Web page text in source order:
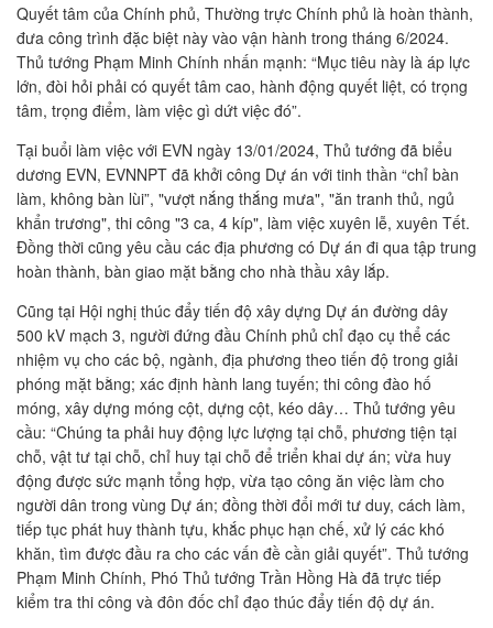
Quyết tâm của Chính phủ, Thường trực Chính phủ là hoàn thành,
đưa công trình đặc biệt này vào vận hành trong tháng 6/2024.
Thủ tướng Phạm Minh Chính nhấn mạnh: “Mục tiêu này là áp lực
lớn, đòi hỏi phải có quyết tâm cao, hành động quyết liệt, có trọng
tâm, trọng điểm, làm việc gì dứt việc đó”.
Tại buổi làm việc với EVN ngày 13/01/2024, Thủ tướng đã biểu
dương EVN, EVNNPT đã khởi công Dự án với tinh thần “chỉ bàn
làm, không bàn lùi”, "vượt nắng thắng mưa", "ăn tranh thủ, ngủ
khẩn trương", thi công "3 ca, 4 kíp", làm việc xuyên lễ, xuyên Tết.
Đồng thời cũng yêu cầu các địa phương có Dự án đi qua tập trung
hoàn thành, bàn giao mặt bằng cho nhà thầu xây lắp.
Cũng tại Hội nghị thúc đẩy tiến độ xây dựng Dự án đường dây
500 kV mạch 3, người đứng đầu Chính phủ chỉ đạo cụ thể các
nhiệm vụ cho các bộ, ngành, địa phương theo tiến độ trong giải
phóng mặt bằng; xác định hành lang tuyến; thi công đào hố
móng, xây dựng móng cột, dựng cột, kéo dây… Thủ tướng yêu
cầu: “Chúng ta phải huy động lực lượng tại chỗ, phương tiện tại
chỗ, vật tư tại chỗ, chỉ huy tại chỗ để triển khai dự án; vừa huy
động được sức mạnh tổng hợp, vừa tạo công ăn việc làm cho
người dân trong vùng Dự án; đồng thời đổi mới tư duy, cách làm,
tiếp tục phát huy thành tựu, khắc phục hạn chế, xử lý các khó
khăn, tìm được đầu ra cho các vấn đề cần giải quyết”. Thủ tướng
Phạm Minh Chính, Phó Thủ tướng Trần Hồng Hà đã trực tiếp
kiểm tra thi công và đôn đốc chỉ đạo thúc đẩy tiến độ dự án.